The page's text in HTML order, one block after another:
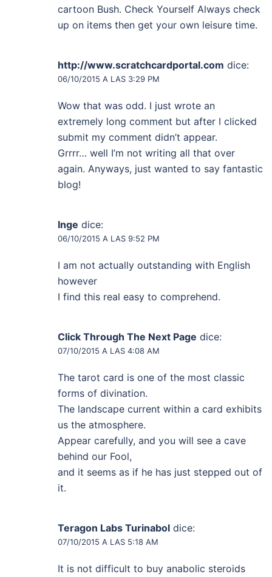
cartoon Bush. Check Yourself Always check
up on items then get your own leisure time.
http://www.scratchcardportal.com dice:
06/10/2015 A LAS 3:29 PM
Wow that was odd. I just wrote an
extremely long comment but after I clicked
submit my comment didn’t appear.
Grrrr… well I’m not writing all that over
again. Anyways, just wanted to say fantastic
blog!
Inge dice:
06/10/2015 A LAS 9:52 PM
I am not actually outstanding with English
however
I find this real easy to comprehend.
Click Through The Next Page dice:
07/10/2015 A LAS 4:08 AM
The tarot card is one of the most classic
forms of divination.
The landscape current within a card exhibits
us the atmosphere.
Appear carefully, and you will see a cave
behind our Fool,
and it seems as if he has just stepped out of
it.
Teragon Labs Turinabol dice:
07/10/2015 A LAS 5:18 AM
It is not difficult to buy anabolic steroids